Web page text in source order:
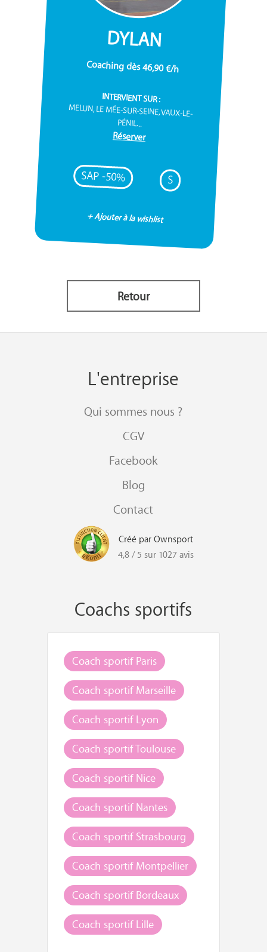
DYLAN
Coaching dès 46,90 €/h
INTERVIENT SUR :
MELUN, LE MÉE-SUR-SEINE, VAUX-LE-
PÉNIL...
Réserver
SAP -50% S
+ Ajouter à la wishlist
Retour
L'entreprise
Qui sommes nous ?
CGV
Facebook
Blog
Contact
Créé par Ownsport
4,8 / 5 sur 1027 avis
Coachs sportifs
Coach sportif Paris
Coach sportif Marseille
Coach sportif Lyon
Coach sportif Toulouse
Coach sportif Nice
Coach sportif Nantes
Coach sportif Strasbourg
Coach sportif Montpellier
Coach sportif Bordeaux
Coach sportif Lille